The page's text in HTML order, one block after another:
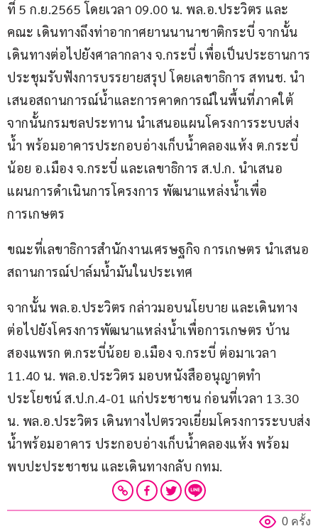
ที่ 5 ก.ย.2565 โดยเวลา 09.00 น. พล.อ.ประวิตร และ
คณะ เดินทางถึงท่าอากาศยานนานาชาติกระบี่ จากนั้น
เดินทางต่อไปยังศาลากลาง จ.กระบี่ เพื่อเป็นประธานการ
ประชุมรับฟังการบรรยายสรุป โดยเลขาธิการ สทนช. นำ
เสนอสถานการณ์น้ำและการคาดการณ์ในพื้นที่ภาคใต้
จากนั้นกรมชลประทาน นำเสนอแผนโครงการระบบส่ง
น้ำ พร้อมอาคารประกอบอ่างเก็บน้ำคลองแห้ง ต.กระบี่
น้อย อ.เมือง จ.กระบี่ และเลขาธิการ ส.ป.ก. นำเสนอ
แผนการดำเนินการโครงการ พัฒนาแหล่งน้ำเพื่อ
การเกษตร
ขณะที่เลขาธิการสำนักงานเศรษฐกิจ การเกษตร นำเสนอ
สถานการณ์ปาล์มน้ำมันในประเทศ
จากนั้น พล.อ.ประวิตร กล่าวมอบนโยบาย และเดินทาง
ต่อไปยังโครงการพัฒนาแหล่งน้ำเพื่อการเกษตร บ้าน
สองแพรก ต.กระบี่น้อย อ.เมือง จ.กระบี่ ต่อมาเวลา
11.40 น. พล.อ.ประวิตร มอบหนังสืออนุญาตทำ
ประโยชน์ ส.ป.ก.4-01 แก่ประชาชน ก่อนที่เวลา 13.30
น. พล.อ.ประวิตร เดินทางไปตรวจเยี่ยมโครงการระบบส่ง
น้ำพร้อมอาคาร ประกอบอ่างเก็บน้ำคลองแห้ง พร้อม
พบปะประชาชน และเดินทางกลับ กทม.
0 ครั้ง